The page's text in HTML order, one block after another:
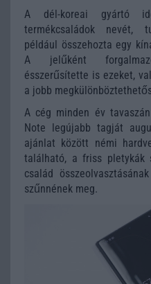
A dél-koreai gyártó
termékcsaládok nevét,
például összehozta egy
A jelűként
ésszerűsítette is ezeket,
a jobb
A cég minden év
Note legújabb tagját
ajánlat között némi
található, a friss
család
szűnnének meg.